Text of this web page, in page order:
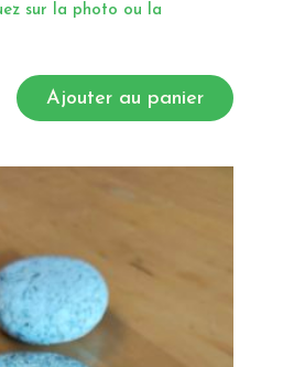
sur la photo ou la
Ajouter au panier